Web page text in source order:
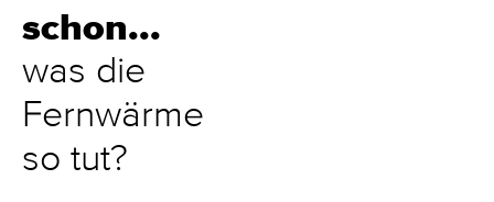
schon...
was die
Fernwärme
so tut?